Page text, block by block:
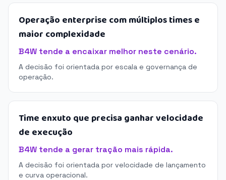
Operação enterprise com múltiplos times e
maior complexidade
B4W tende a encaixar melhor neste cenário.
A decisão foi orientada por escala e governança de
operação.
Time enxuto que precisa ganhar velocidade
de execução
B4W tende a gerar tração mais rápida.
A decisão foi orientada por velocidade de lançamento
e curva operacional.